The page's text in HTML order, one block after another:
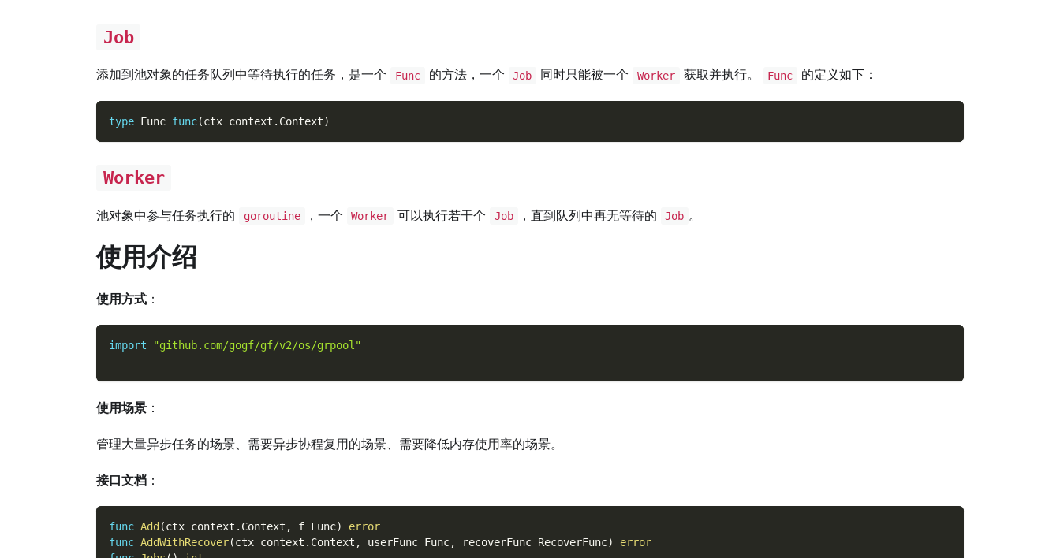
Job
添加到池对象的任务队列中等待执行的任务，是一个 Func 的方法，一个 Job 同时只能被一个 Worker 获取并执行。 Func 的定义如下：
type Func func(ctx context . Context)
Worker
池对象中参与任务执行的 goroutine ，一个 Worker 可以执行若干个 Job ，直到队列中再无等待的 Job 。
使用介绍
使用方式 ：
import "github.com/gogf/gf/v2/os/grpool"
使用场景 ：
管理大量异步任务的场景、需要异步协程复用的场景、需要降低内存使用率的场景。
接口文档 ：
func Add (ctx context . Context , f Func)
error
func AddWithRecover(ctx context . Context , userFunc Func, recoverFunc RecoverFunc)
error